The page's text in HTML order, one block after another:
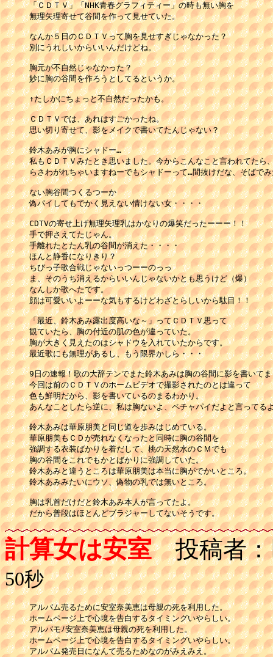
「ＣＤＴＶ」「NHK青春グラフィティー」の時も無い胸を
無理矢理寄せて谷間を作って見せていた。
なんか５日のＣＤＴＶって胸を見せすぎじゃなかった？
別にうれしいからいいんだけどね。
胸元が不自然じゃなかった？
妙に胸の谷間を作ろうとしてるというか。
↑たしかにちょっと不自然だったかも。
ＣＤＴＶでは、あれはすごかったね。
思い切り寄せて、影をメイクで書いてたんじゃない？
鈴木あみが胸にシャドー…
私もＣＤＴＶみたとき思いました。今からこんなこと言われてたら
らさわがれちゃいますねーでもシャドーって…間抜けだな、そばで
ない胸谷間つくるつーか
偽パイしてもでかく見えない情けない女・・・・
CDTVの寄せ上げ無理矢理乳はかなりの爆笑だったーーー！！
手で押さえてたじゃん。
手離れたとたん乳の谷間が消えた・・・・
ほんと静香になりきり？
ちびっ子歌合戦じゃないっつーーのっっ
ま、そのうち消えるからいいんじゃないかとも思うけど（爆）
なんしか歌へたです。
顔は可愛いいよーーな気もするけどわざとらしいから駄目！！
「最近、鈴木あみ露出度高いな～」ってＣＤＴＶ思って
観ていたら、胸の付近の肌の色が違っていた。
胸が大きく見えたのはシャドウを入れていたからです。
最近歌にも無理があるし、もう限界かしら・・・
9日の速報！歌の大辞テンでまた鈴木あみは胸の谷間に影を書いて
今回は前のＣＤＴＶのホームビデオで撮影されたのとは違って
色も鮮明だから、影を書いているのまるわかり。
あんなことしたら逆に、私は胸ないよ、ペチャパイだよと言ってる
鈴木あみは華原朋美と同じ道を歩みはじめている。
華原朋美もＣＤが売れなくなったと同時に胸の谷間を
強調する衣装ばかりを着だして、桃の天然水のＣＭでも
胸の谷間をこれでもかとばかりに強調していた。
鈴木あみと違うところは華原朋美は本当に胸がでかいところ。
鈴木あみみたいにウソ、偽物の乳では無いところ。
胸は乳首だけだと鈴木あみ本人が言ってたよ。
だから普段はほとんどブラジャーしてないそうです。
計算女は安室投稿者：
50秒
アルバム売るために安室奈美恵は母親の死を利用した。
ホームページ上で心境を告白するタイミングいやらしい。
アルバモﾉ安室奈美恵は母親の死を利用した。
ホームページ上で心境を告白するタイミングいやらしい。
アルバム発売日になんて売るためなのがみえみえ。